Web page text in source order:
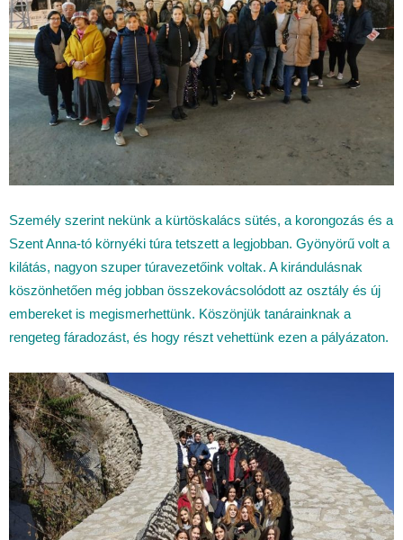
Személy szerint nekünk a kürtöskalács sütés, a korongozás és a
Szent Anna-tó környéki túra tetszett a legjobban. Gyönyörű volt a
kilátás, nagyon szuper túravezetőink voltak. A kirándulásnak
köszönhetően még jobban összekovácsolódott az osztály és új
embereket is megismerhettünk. Köszönjük tanárainknak a
rengeteg fáradozást, és hogy részt vehettünk ezen a pályázaton.